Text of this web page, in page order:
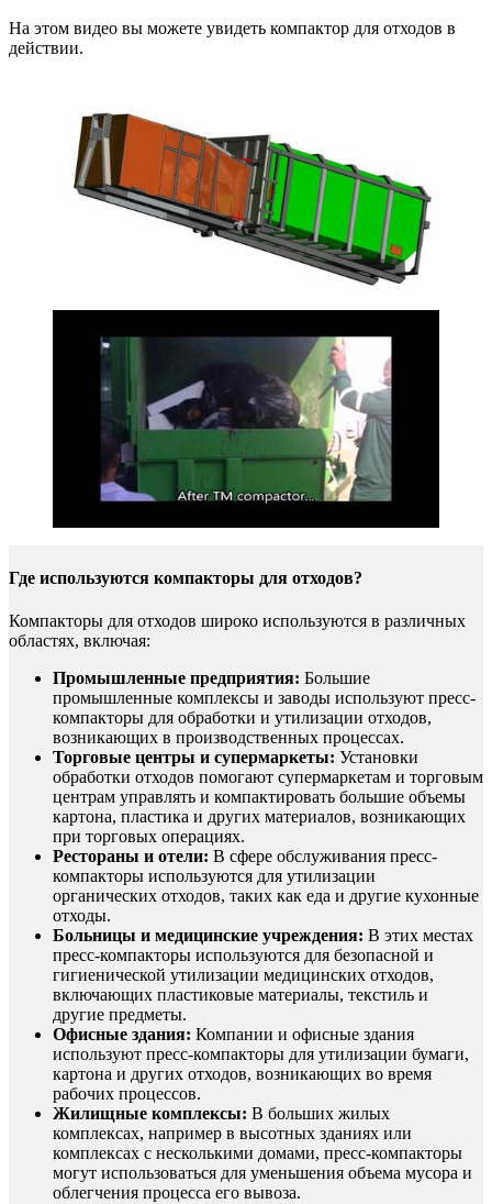
На этом видео вы можете увидеть компактор для отходов в
действии.
Где используются компакторы для отходов?
Компакторы для отходов широко используются в различных
областях, включая:
Промышленные предприятия: Большие
промышленные комплексы и заводы используют пресс-
компакторы для обработки и утилизации отходов,
возникающих в производственных процессах.
Торговые центры и супермаркеты: Установки
обработки отходов помогают супермаркетам и торговым
центрам управлять и компактировать большие объемы
картона, пластика и других материалов, возникающих
при торговых операциях.
Рестораны и отели: В сфере обслуживания пресс-
компакторы используются для утилизации
органических отходов, таких как еда и другие кухонные
отходы.
Больницы и медицинские учреждения: В этих местах
пресс-компакторы используются для безопасной и
гигиенической утилизации медицинских отходов,
включающих пластиковые материалы, текстиль и
другие предметы.
Офисные здания: Компании и офисные здания
используют пресс-компакторы для утилизации бумаги,
картона и других отходов, возникающих во время
рабочих процессов.
Жилищные комплексы: В больших жилых
комплексах, например в высотных зданиях или
комплексах с несколькими домами, пресс-компакторы
могут использоваться для уменьшения объема мусора и
облегчения процесса его вывоза.